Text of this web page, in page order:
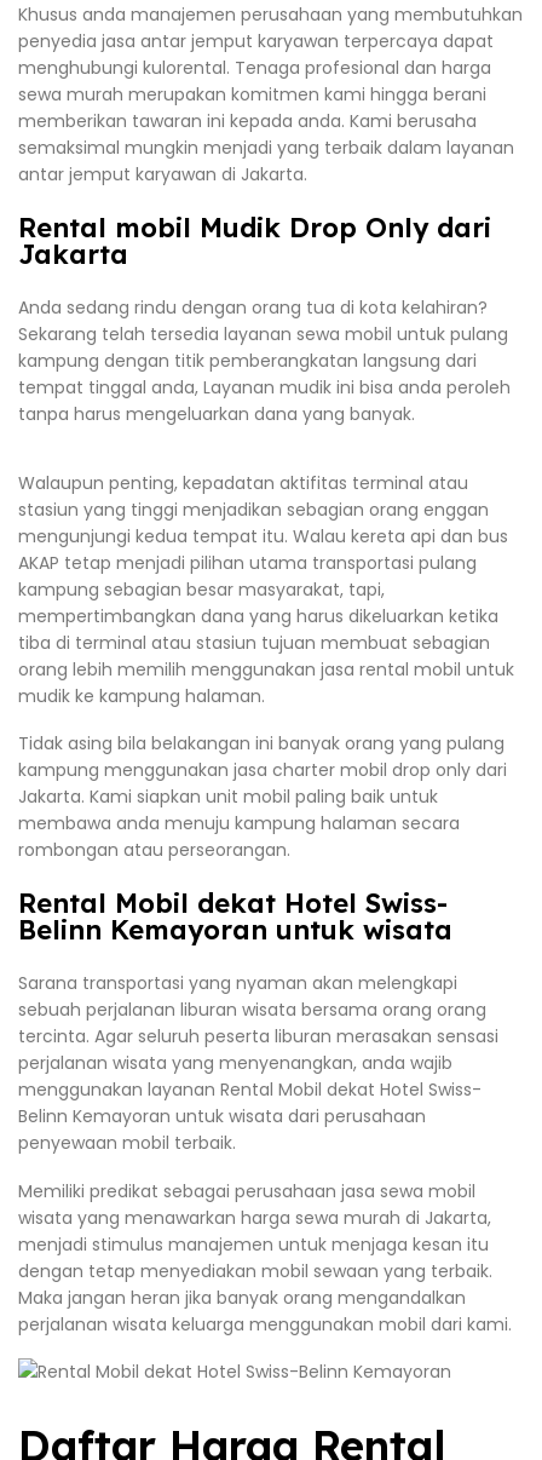
Khusus anda manajemen perusahaan yang membutuhkan
penyedia jasa antar jemput karyawan terpercaya dapat
menghubungi kulorental. Tenaga profesional dan harga
sewa murah merupakan komitmen kami hingga berani
memberikan tawaran ini kepada anda. Kami berusaha
semaksimal mungkin menjadi yang terbaik dalam layanan
antar jemput karyawan di Jakarta.
Rental mobil Mudik Drop Only dari
Jakarta
Anda sedang rindu dengan orang tua di kota kelahiran?
Sekarang telah tersedia layanan sewa mobil untuk pulang
kampung dengan titik pemberangkatan langsung dari
tempat tinggal anda, Layanan mudik ini bisa anda peroleh
tanpa harus mengeluarkan dana yang banyak.
Walaupun penting, kepadatan aktifitas terminal atau
stasiun yang tinggi menjadikan sebagian orang enggan
mengunjungi kedua tempat itu. Walau kereta api dan bus
AKAP tetap menjadi pilihan utama transportasi pulang
kampung sebagian besar masyarakat, tapi,
mempertimbangkan dana yang harus dikeluarkan ketika
tiba di terminal atau stasiun tujuan membuat sebagian
orang lebih memilih menggunakan jasa rental mobil untuk
mudik ke kampung halaman.
Tidak asing bila belakangan ini banyak orang yang pulang
kampung menggunakan jasa charter mobil drop only dari
Jakarta. Kami siapkan unit mobil paling baik untuk
membawa anda menuju kampung halaman secara
rombongan atau perseorangan.
Rental Mobil dekat Hotel Swiss-
Belinn Kemayoran untuk wisata
Sarana transportasi yang nyaman akan melengkapi
sebuah perjalanan liburan wisata bersama orang orang
tercinta. Agar seluruh peserta liburan merasakan sensasi
perjalanan wisata yang menyenangkan, anda wajib
menggunakan layanan Rental Mobil dekat Hotel Swiss-
Belinn Kemayoran untuk wisata dari perusahaan
penyewaan mobil terbaik.
Memiliki predikat sebagai perusahaan jasa sewa mobil
wisata yang menawarkan harga sewa murah di Jakarta,
menjadi stimulus manajemen untuk menjaga kesan itu
dengan tetap menyediakan mobil sewaan yang terbaik.
Maka jangan heran jika banyak orang mengandalkan
perjalanan wisata keluarga menggunakan mobil dari kami.
Daftar Harga Rental